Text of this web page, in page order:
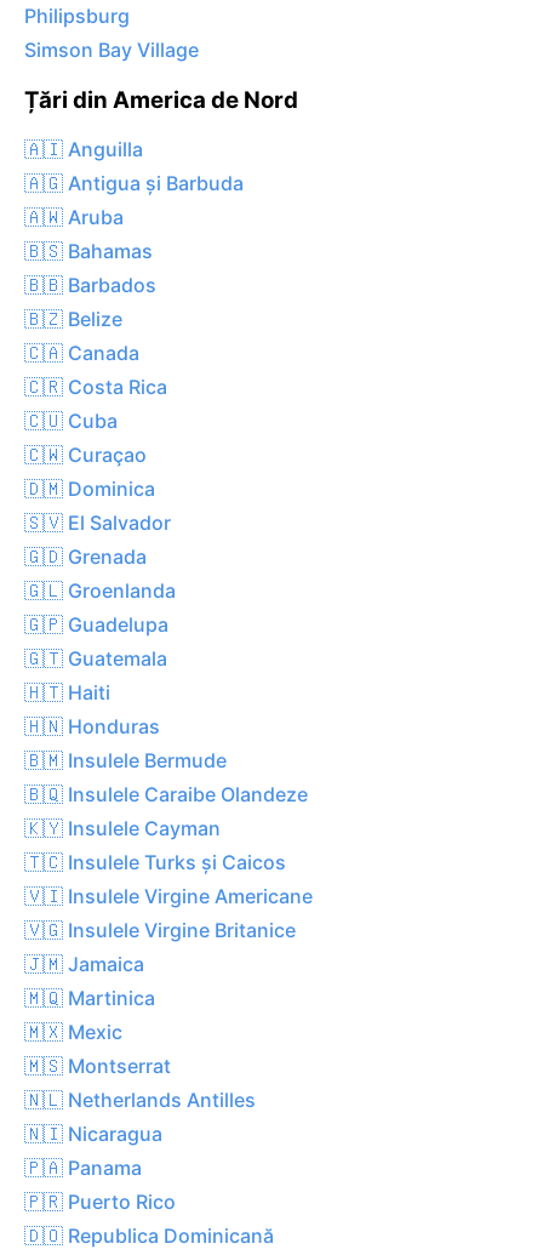
Philipsburg
Simson Bay Village
Țări din America de Nord
🇦🇮 Anguilla
🇦🇬 Antigua și Barbuda
🇦🇼 Aruba
🇧🇸 Bahamas
🇧🇧 Barbados
🇧🇿 Belize
🇨🇦 Canada
🇨🇷 Costa Rica
🇨🇺 Cuba
🇨🇼 Curaçao
🇩🇲 Dominica
🇸🇻 El Salvador
🇬🇩 Grenada
🇬🇱 Groenlanda
🇬🇵 Guadelupa
🇬🇹 Guatemala
🇭🇹 Haiti
🇭🇳 Honduras
🇧🇲 Insulele Bermude
🇧🇶 Insulele Caraibe Olandeze
🇰🇾 Insulele Cayman
🇹🇨 Insulele Turks și Caicos
🇻🇮 Insulele Virgine Americane
🇻🇬 Insulele Virgine Britanice
🇯🇲 Jamaica
🇲🇶 Martinica
🇲🇽 Mexic
🇲🇸 Montserrat
🇳🇱 Netherlands Antilles
🇳🇮 Nicaragua
🇵🇦 Panama
🇵🇷 Puerto Rico
🇩🇴 Republica Dominicană